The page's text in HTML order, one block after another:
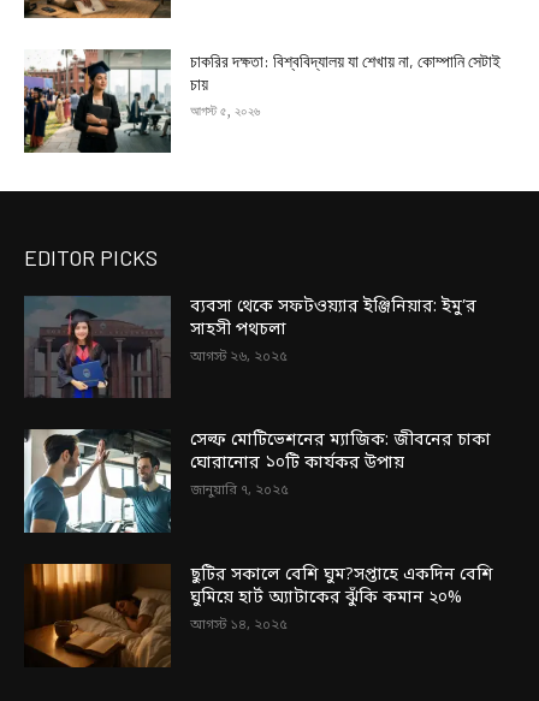
চাকরির দক্ষতা: বিশ্ববিদ্যালয় যা শেখায় না, কোম্পানি সেটাই
চায়
আগস্ট ৫, ২০২৬
EDITOR PICKS
ব্যবসা থেকে সফটওয়্যার ইঞ্জিনিয়ার: ইমু’র
সাহসী পথচলা
আগস্ট ২৬, ২০২৫
সেল্ফ মোটিভেশনের ম্যাজিক: জীবনের চাকা
ঘোরানোর ১০টি কার্যকর উপায়
জানুয়ারি ৭, ২০২৫
ছুটির সকালে বেশি ঘুম?সপ্তাহে একদিন বেশি
ঘুমিয়ে হার্ট অ্যাটাকের ঝুঁকি কমান ২০%
আগস্ট ১৪, ২০২৫